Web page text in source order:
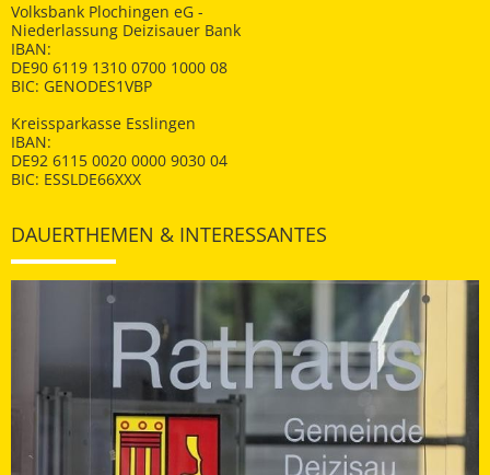
Volksbank Plochingen eG -
Niederlassung Deizisauer Bank
IBAN:
DE90 6119 1310 0700 1000 08
BIC: GENODES1VBP
Kreissparkasse Esslingen
IBAN:
DE92 6115 0020 0000 9030 04
BIC: ESSLDE66XXX
DAUERTHEMEN & INTERESSANTES